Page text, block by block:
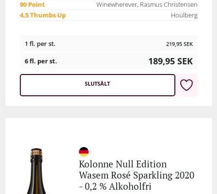
90 Point
Winewherever, Rasmus Christensen
4,5 Thumbs Up
Houlberg
1 fl. per st. 219,95 SEK
6 fl. per st. 189,95 SEK
SLUTSÅLT
Kolonne Null Edition
Wasem Rosé Sparkling 2020
- 0,2 % Alkoholfri